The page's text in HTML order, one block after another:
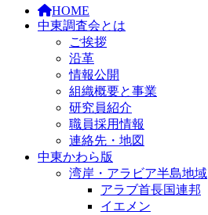
HOME
中東調査会とは
ご挨拶
沿革
情報公開
組織概要と事業
研究員紹介
職員採用情報
連絡先・地図
中東かわら版
湾岸・アラビア半島地域
アラブ首長国連邦
イエメン